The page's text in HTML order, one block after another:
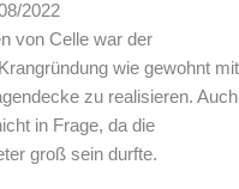
2022
von Celle war der
wie gewohnt mit
zu realisieren. Auch
in Frage, da die
groß sein durfte.